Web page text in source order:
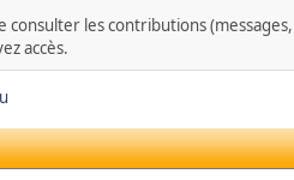
consulter les contributions
accès.